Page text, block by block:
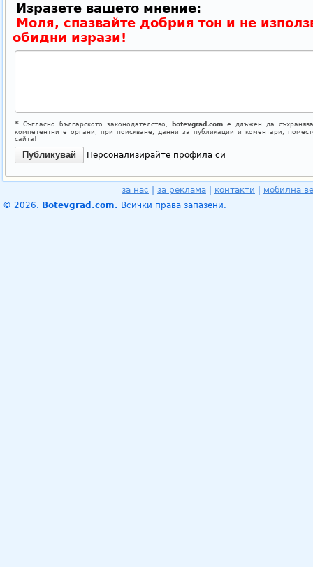
Изразете вашето мнение:
Моля, спазвайте добрия тон и не
обидни изрази!
*Съгласно българското законодателство, botevgrad.comе длъжен да
компетентните органи, при поискване, данни за публикации и коментари,
сайта!
Персонализирайте профила си
за нас за реклама контакти
мобилна
© 2026. Botevgrad.com. Всички права запазени.